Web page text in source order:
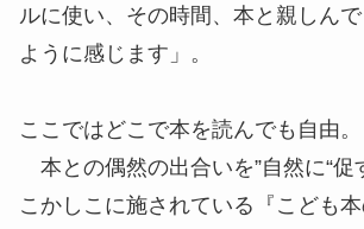
ルに使い、その時間、本と親しん
ように感じます」。
ここではどこで本を読んでも自由。
本との偶然の出合いを”自然に“促
こかしこに施されている『こども本